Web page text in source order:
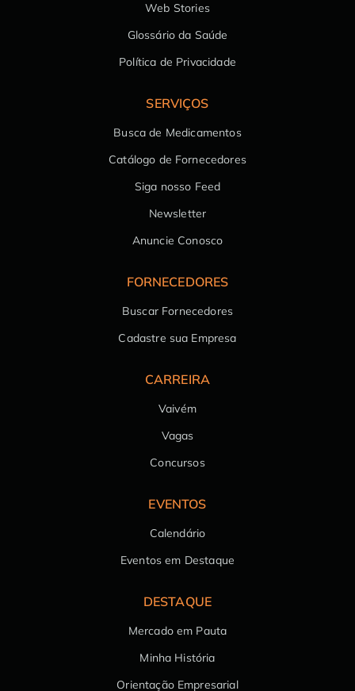
Web Stories
Glossário da Saúde
Política de Privacidade
SERVIÇOS
Busca de Medicamentos
Catálogo de Fornecedores
Siga nosso Feed
Newsletter
Anuncie Conosco
FORNECEDORES
Buscar Fornecedores
Cadastre sua Empresa
CARREIRA
Vaivém
Vagas
Concursos
EVENTOS
Calendário
Eventos em Destaque
DESTAQUE
Mercado em Pauta
Minha História
Orientação Empresarial